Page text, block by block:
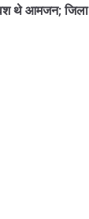
थे आमजन; जिला